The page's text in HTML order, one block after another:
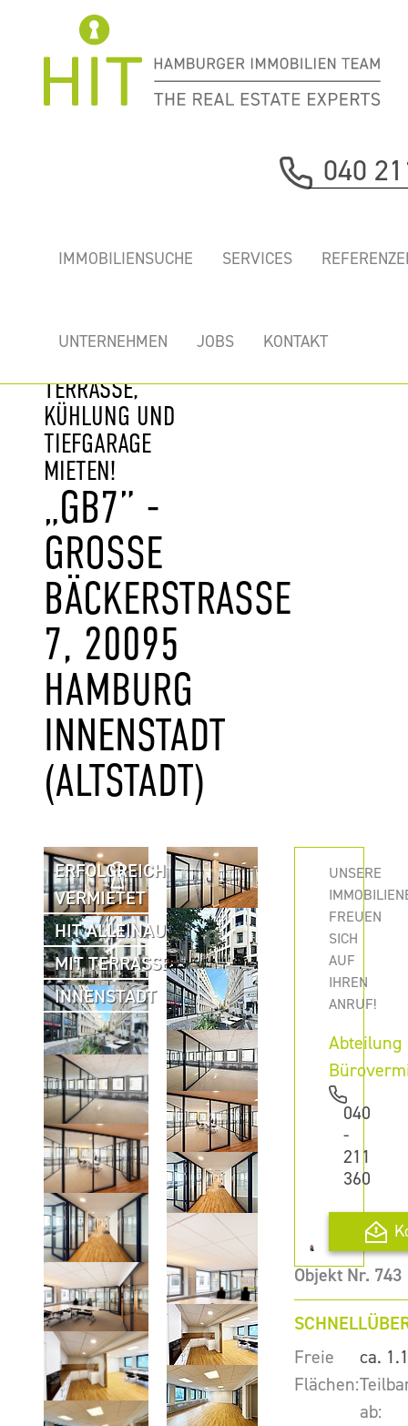
040
IMMOBILIENSUCHE SERVICES
UNTERNEHMEN JOBS KONTAKT
„GB7” - TOP
RATHAUS
TERRASSE,
KÜHLUNG UND
TIEFGARAGE
MIETEN!
„GB7” -
GROSSE B
ÄCKERSTRASSE 7,
20095 HA
MBURG IN
NENSTADT (A
LTSTADT)
ERFOLGREICH
VERMIETET
HIT ALLEINAUFTRAG
MIT TERRASSE
INNENSTADT
UNSERE
FREUEN
SICH
AUF
IHREN
ANRUF!
Abteilung
040
-
211
360
Objekt Nr. 743
Freie
Flächen:
ca.
ab: